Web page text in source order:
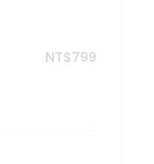
NT$799